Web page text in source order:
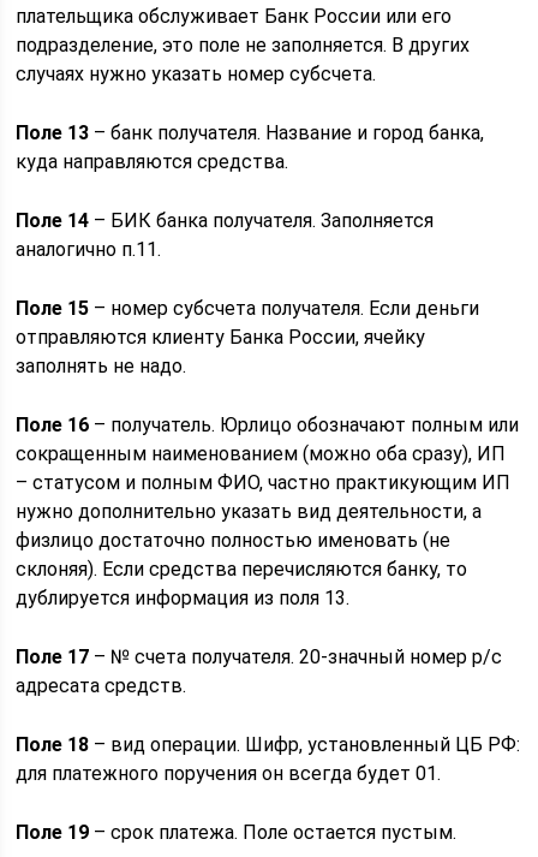
плательщика обслуживает Банк России или его
подразделение, это поле не заполняется. В других
случаях нужно указать номер субсчета.
Поле 13 – банк получателя. Название и город банка,
куда направляются средства.
Поле 14 – БИК банка получателя. Заполняется
аналогично п.11.
Поле 15 – номер субсчета получателя. Если деньги
отправляются клиенту Банка России, ячейку
заполнять не надо.
Поле 16 – получатель. Юрлицо обозначают полным или
сокращенным наименованием (можно оба сразу), ИП
– статусом и полным ФИО, частно практикующим ИП
нужно дополнительно указать вид деятельности, а
физлицо достаточно полностью именовать (не
склоняя). Если средства перечисляются банку, то
дублируется информация из поля 13.
Поле 17 – № счета получателя. 20-значный номер р/с
адресата средств.
Поле 18 – вид операции. Шифр, установленный ЦБ РФ:
для платежного поручения он всегда будет 01.
Поле 19 – срок платежа. Поле остается пустым.